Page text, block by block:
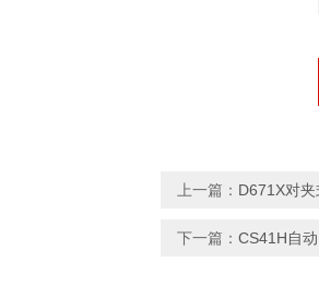
上一篇： D671X对
下一篇： CS41H自